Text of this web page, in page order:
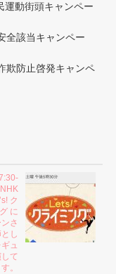
運動街頭キャンペー
全該当キャンペー
欺防止啓発キャンペ
ク
に
さ
し
ュ
て
。